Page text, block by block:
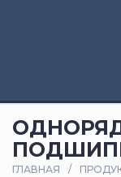
и
статьи
Оплата
ГЛАВНАЯ